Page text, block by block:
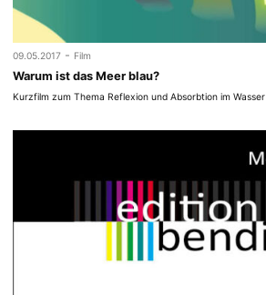
09.05.2017 - Film
Warum ist das Meer blau?
Kurzfilm zum Thema Reflexion und Absorbtion im Wasser